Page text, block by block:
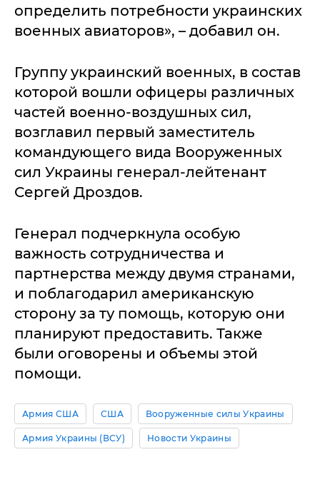
определить потребности украинских
военных авиаторов», – добавил он.
Группу украинский военных, в состав
которой вошли офицеры различных
частей военно-воздушных сил,
возглавил первый заместитель
командующего вида Вооруженных
сил Украины генерал-лейтенант
Сергей Дроздов.
Генерал подчеркнула особую
важность сотрудничества и
партнерства между двумя странами,
и поблагодарил американскую
сторону за ту помощь, которую они
планируют предоставить. Также
были оговорены и объемы этой
помощи.
Армия США США Вооруженные силы Украины
Армия Украины (ВСУ) Новости Украины